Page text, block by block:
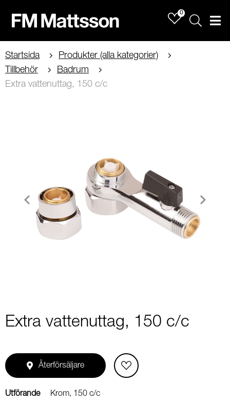
0
Sök
Startsida
Produkter (alla kategorier)
Tillbehör
Badrum
Extra vattenuttag, 150 c/c
Extra vattenuttag, 150 c/c
Återförsäljare
Utförande
Krom, 150 c/c